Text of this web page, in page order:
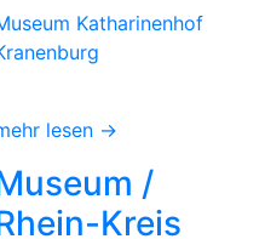
Katharinenhof
lesen →
/
Kreis